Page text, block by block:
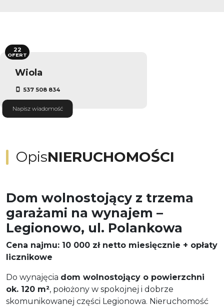
Wiola
537 508 834
Napisz wiadomość
22
OFERT
OpisNIERUCHOMOŚCI
Dom wolnostojący z trzema
garażami na wynajem –
Legionowo, ul. Polankowa
Cena najmu: 10 000 zł netto miesięcznie + opłaty
licznikowe
Do wynajęcia dom wolnostojący o powierzchni
ok. 120 m², położony w spokojnej i dobrze
skomunikowanej części Legionowa. Nieruchomość